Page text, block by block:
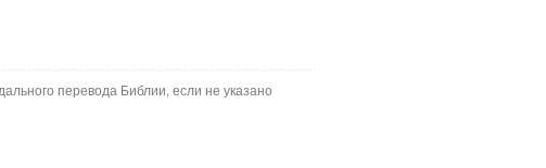
перевода Библии, если не указано